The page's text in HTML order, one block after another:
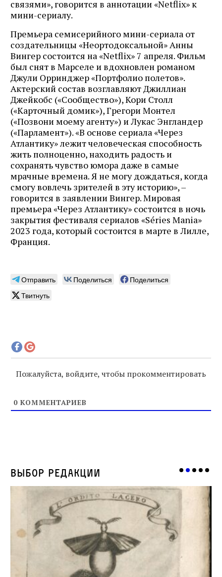
связями», говорится в аннотации «Netflix» к
мини-сериалу.
Премьера семисерийного мини-сериала от
создательницы «Неортодоксальной» Анны
Вингер состоится на «Netflix» 7 апреля. Фильм
был снят в Марселе и вдохновлен романом
Джули Орринджер «Портфолио полетов».
Актерский состав возглавляют Джиллиан
Джейкобс («Сообщество»), Кори Столл
(«Карточный домик»), Грегори Монтел
(«Позвони моему агенту») и Лукас Энгландер
(«Парламент»). «В основе сериала «Через
Атлантику» лежит человеческая способность
жить полноценно, находить радость и
сохранять чувство юмора даже в самые
мрачные времена. Я не могу дождаться, когда
смогу вовлечь зрителей в эту историю», –
говорится в заявлении Вингер. Мировая
премьера «Через Атлантику» состоится в ночь
закрытия фестиваля сериалов «Séries Mania»
2023 года, который состоится в марте в Лилле,
Франция.
Отправить Поделиться
Поделиться
Твитнуть
Пожалуйста, войдите, чтобы прокомментировать
0 КОММЕНТАРИЕВ
Выбор редакции